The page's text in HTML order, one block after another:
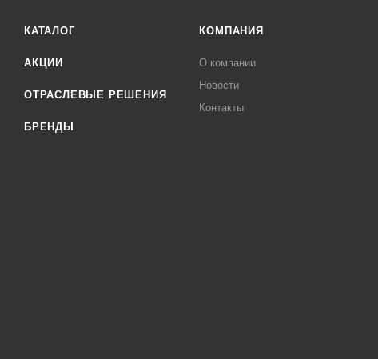
КАТАЛОГ
АКЦИИ
ОТРАСЛЕВЫЕ РЕШЕНИЯ
БРЕНДЫ
КОМПАНИЯ
О компании
Новости
Контакты